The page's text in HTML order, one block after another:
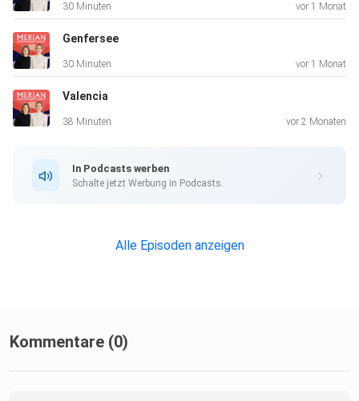
30 Minuten vor 1 Monat
Genfersee
30 Minuten vor 1 Monat
Valencia
38 Minuten vor 2 Monaten
In Podcasts werben
Schalte jetzt Werbung in Podcasts.
Alle Episoden anzeigen
Kommentare (0)